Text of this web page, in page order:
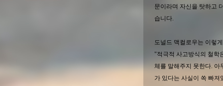
문이라며 자신을 탓하고
습니다.
도널드 맥컬로우는 이렇
"적극적 사고방식의 철학
체를 말해주지 못한다. 아
가 있다는 사실이 쏙 빠져